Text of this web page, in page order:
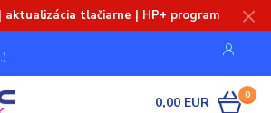
aktualizácia tlačiarne | HP+ program
0
0,00 EUR